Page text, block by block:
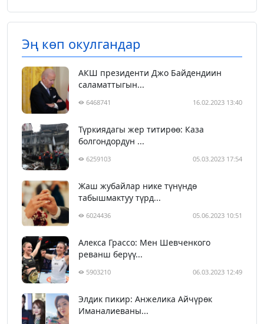
Эң көп окулгандар
АКШ президенти Джо Байдендиин
саламаттыгын...
6468741 16.02.2023 13:40
Түркиядагы жер титирөө: Каза
болгондордун ...
6259103 05.03.2023 17:54
Жаш жубайлар нике түнүндө
табышмактуу түрд...
6024436 05.06.2023 10:51
Алекса Грассо: Мен Шевченкого
реванш берүү...
5903210 06.03.2023 12:49
Элдик пикир: Анжелика Айчүрөк
Иманалиеваны...